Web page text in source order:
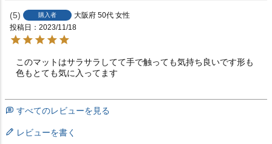
5 購入者 大阪府 50代 女性
投稿日
2023/11/18
このマットはサラサラしてて手で触っても気持ち良いです形も
色もとても気に入ってます
すべてのレビューを見る
レビューを書く